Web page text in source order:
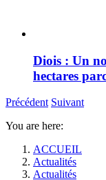
Diois : Un
hectares
Précédent Suivant
You are here:
ACCUEIL
Actualités
Actualités